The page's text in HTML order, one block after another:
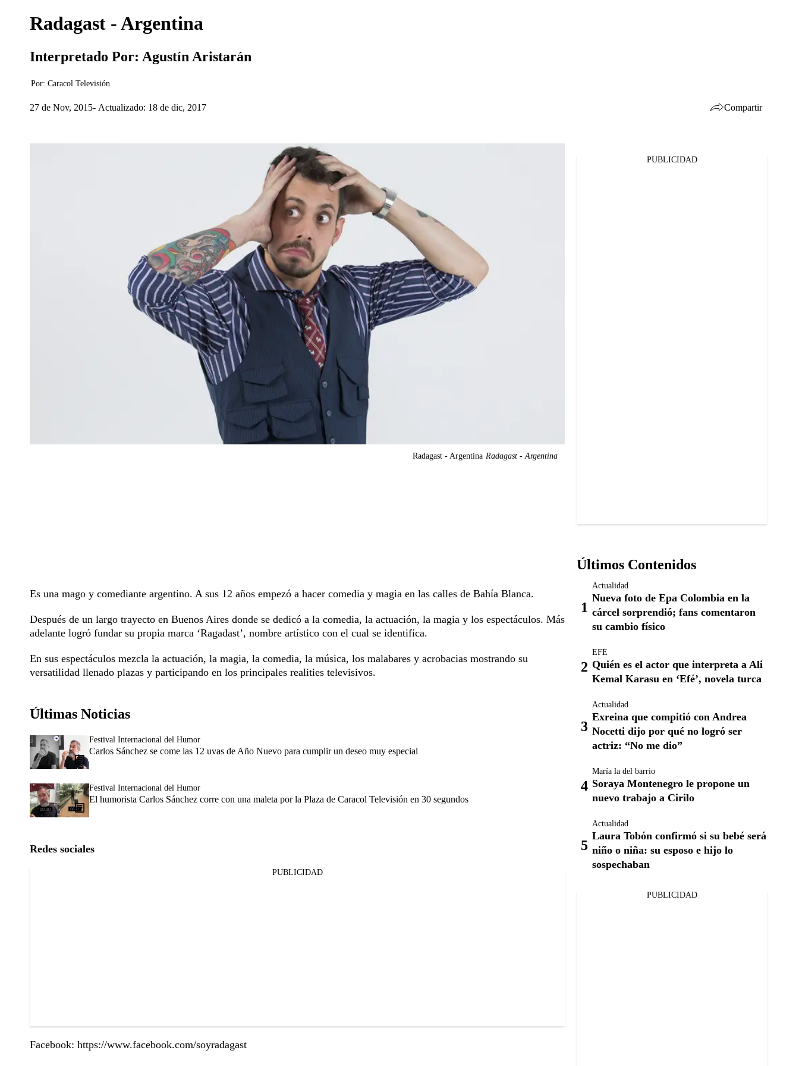
Radagast - Argentina
Interpretado Por: Agustín Aristarán
Por: Caracol Televisión
27 de Nov, 2015 Actualizado: 18 de dic, 2017 Compartir
Radagast - Argentina Radagast - Argentina
Es una mago y comediante argentino. A sus 12 años empezó a hacer comedia y magia en las calles de Bahía Blanca.
Después de un largo trayecto en Buenos Aires donde se dedicó a la comedia, la actuación, la magia y los espectáculos. Más
adelante logró fundar su propia marca ‘Ragadast’, nombre artístico con el cual se identifica.
En sus espectáculos mezcla la actuación, la magia, la comedia, la música, los malabares y acrobacias mostrando su
versatilidad llenado plazas y participando en los principales realities televisivos.
Últimas Noticias
Festival Internacional del Humor
Carlos Sánchez se come las 12 uvas de Año Nuevo para cumplir un deseo muy especial
Festival Internacional del Humor
El humorista Carlos Sánchez corre con una maleta por la Plaza de Caracol Televisión en 30 segundos
Redes sociales
PUBLICIDAD
Facebook: https://www.facebook.com/soyradagast
PUBLICIDAD
Últimos Contenidos
Actualidad
Nueva foto de Epa Colombia en la
cárcel sorprendió; fans comentaron
su cambio físico
EFÉ
Quién es el actor que interpreta a Ali
Kemal Karasu en ‘Efé’, novela turca
Actualidad
Exreina que compitió con Andrea
Nocetti dijo por qué no logró ser
actriz: “No me dio”
María la del barrio
Soraya Montenegro le propone un
nuevo trabajo a Cirilo
Actualidad
Laura Tobón confirmó si su bebé será
niño o niña: su esposo e hijo lo
sospechaban
PUBLICIDAD